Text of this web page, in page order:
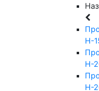
Н-
Н-
Н-